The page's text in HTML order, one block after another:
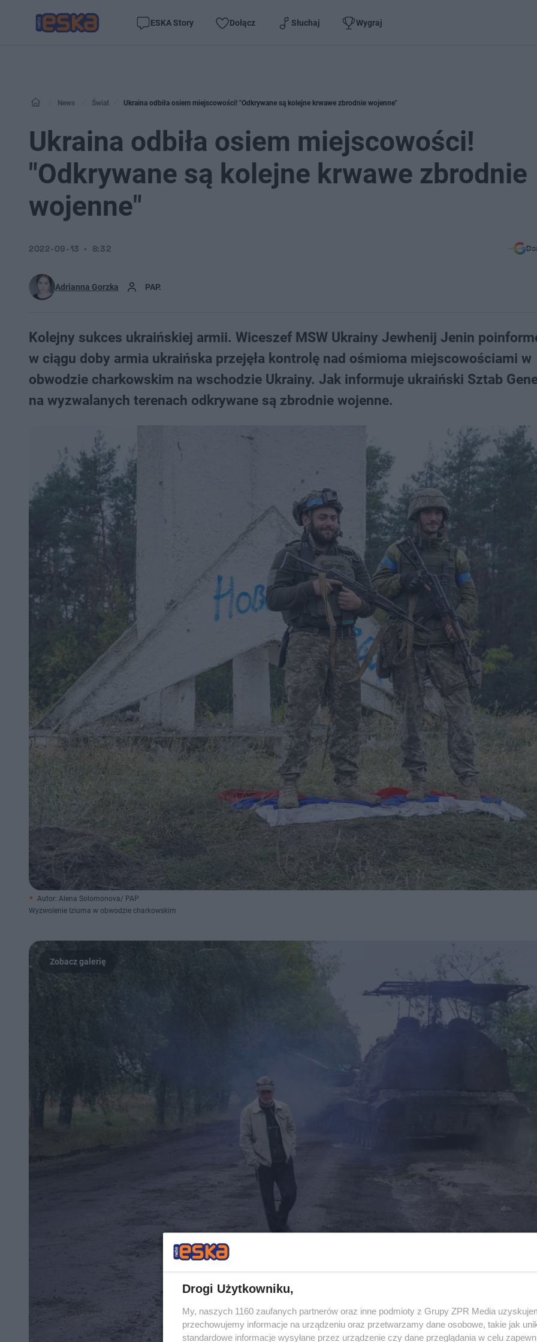
ESKA Story Dołącz Słuchaj Wygraj
News Świat Ukraina odbiła osiem miejscowości! "Odkrywane są kolejne krwawe zbrodnie wojenne"
Ukraina odbiła osiem miejscowości!
"Odkrywane są kolejne krwawe zbrodnie
wojenne"
Adrianna Gorzka PAP.
2022-09-13 8:32
Kolejny sukces ukraińskiej armii. Wiceszef MSW Ukrainy Jewhenij Jenin
w ciągu doby armia ukraińska przejęła kontrolę nad ośmioma miejscowościami w
obwodzie charkowskim na wschodzie Ukrainy. Jak informuje ukraiński Sztab
na wyzwalanych terenach odkrywane są zbrodnie wojenne.
Autor: Alena Solomonova/ PAP
Wyzwolenie Iziuma w obwodzie charkowskim
Drogi Użytkowniku,
My, naszych 1160 zaufanych partnerów oraz inne podmioty z Grupy ZPR Media
przechowujemy informacje na urządzeniu oraz przetwarzamy dane osobowe, takie jak
standardowe informacje wysyłane przez urządzenie czy dane przeglądania w celu